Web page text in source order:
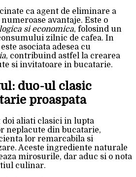
ca agent de eliminare a
avantaje. Este o
si economica, folosind un
zilnic de cafea. In
asociata adesea cu
, contribuind astfel la crearea
si invitatoare in bucatarie.
duo-ul clasic
proaspata
doi aliati clasici in lupta
neplacute din bucatarie,
lor remarcabila si
Aceste ingrediente naturale
mirosurile, dar aduc si o nota
culinar.